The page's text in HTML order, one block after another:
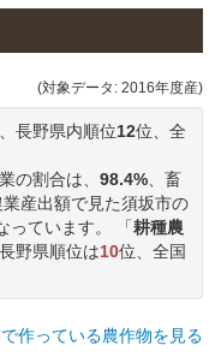
(対象データ: 2016年度産)
長野県内順位12位、全
の割合は、 98.4% 、畜
産出額で見た須坂市の
っています。 「耕種農
野県順位は10位、全国
作っている農作物を見る